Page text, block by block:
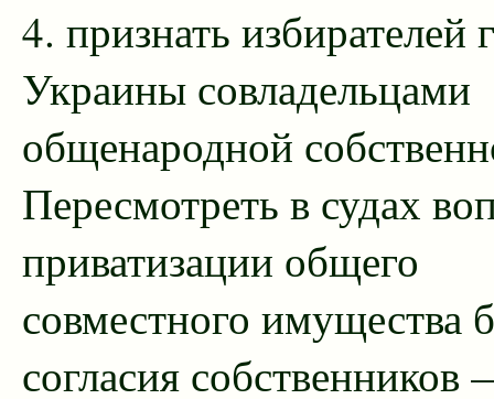
4. признать избирателей
Украины совладельцами
общенародной
Пересмотреть в судах
приватизации общего
совместного имущества
согласия собственников